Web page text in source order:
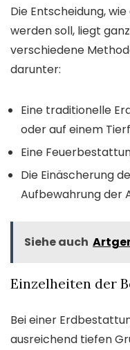
Die Entscheidung,
werden soll, liegt
verschiedene
darunter:
Eine traditionelle
oder auf einem
Eine
Die Einäscherung
Aufbewahrung der
Siehe auch
Einzelheiten der
Bei einer
ausreichend tiefen